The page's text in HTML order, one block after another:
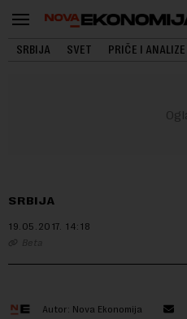
SRBIJA SVET PRIČE I ANALIZE
SRBIJA
19.05.2017. 14:18
Beta
Autor: Nova Ekonomija